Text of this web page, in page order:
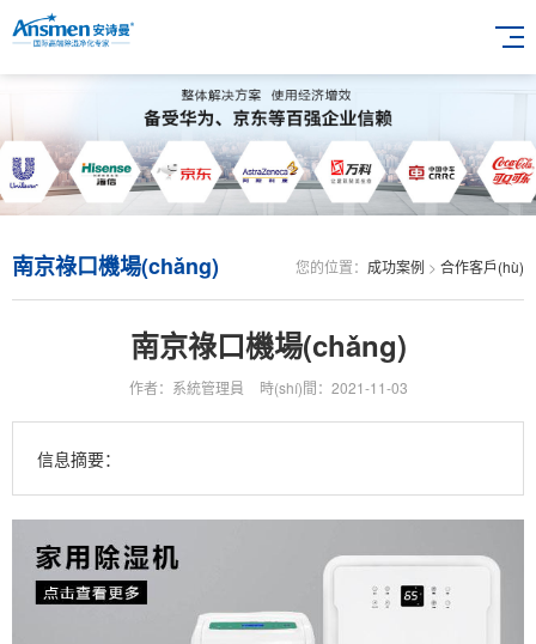
您的位置： 成功案例 > 合作客戶(hù)
南京祿口機場(chǎng)
南京祿口機場(chǎng)
作者：系統管理員 時(shí)間：2021-11-03
信息摘要：